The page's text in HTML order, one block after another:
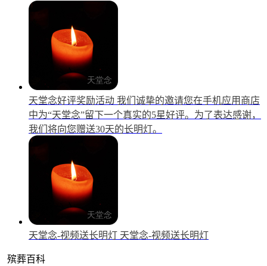
天堂念好评奖励活动 我们诚挚的邀请您在手机应用商店
中为“天堂念”留下一个真实的5星好评。为了表达感谢，
我们将向您赠送30天的长明灯。
天堂念-视频送长明灯 天堂念-视频送长明灯
殡葬百科